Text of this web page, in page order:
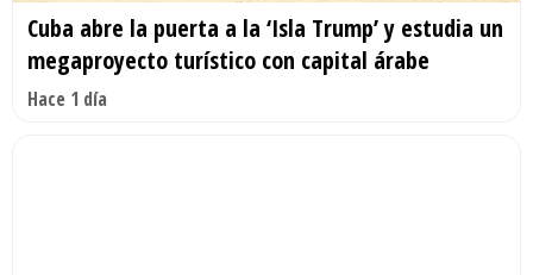
Cuba abre la puerta a la ‘Isla Trump’ y estudia un
megaproyecto turístico con capital árabe
Hace 1 día